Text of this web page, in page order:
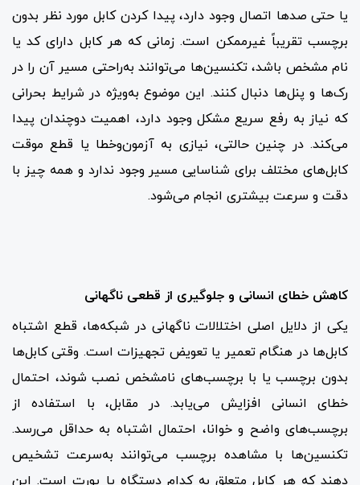
یا حتی صدها اتصال وجود دارد، پیدا کردن کابل مورد نظر بدون
برچسب تقریباً غیرممکن است. زمانی که هر کابل دارای کد یا
نام مشخص باشد، تکنسین‌ها می‌توانند به‌راحتی مسیر آن را در
رک‌ها و پنل‌ها دنبال کنند. این موضوع به‌ویژه در شرایط بحرانی
که نیاز به رفع سریع مشکل وجود دارد، اهمیت دوچندان پیدا
می‌کند. در چنین حالتی، نیازی به آزمون‌و‌خطا یا قطع موقت
کابل‌های مختلف برای شناسایی مسیر وجود ندارد و همه چیز با
دقت و سرعت بیشتری انجام می‌شود.
کاهش خطای انسانی و جلوگیری از قطعی ناگهانی
یکی از دلایل اصلی اختلالات ناگهانی در شبکه‌ها، قطع اشتباه
کابل‌ها در هنگام تعمیر یا تعویض تجهیزات است. وقتی کابل‌ها
بدون برچسب یا با برچسب‌های نامشخص نصب شوند، احتمال
خطای انسانی افزایش می‌یابد. در مقابل، با استفاده از
برچسب‌های واضح و خوانا، احتمال اشتباه به حداقل می‌رسد.
تکنسین‌ها با مشاهده برچسب می‌توانند به‌سرعت تشخیص
دهند که هر کابل متعلق به کدام دستگاه یا پورت است. این